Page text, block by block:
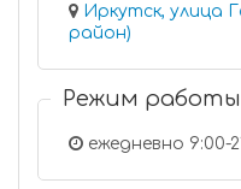
Иркутск, улица
район)
Режим
ежедневно 9:00-